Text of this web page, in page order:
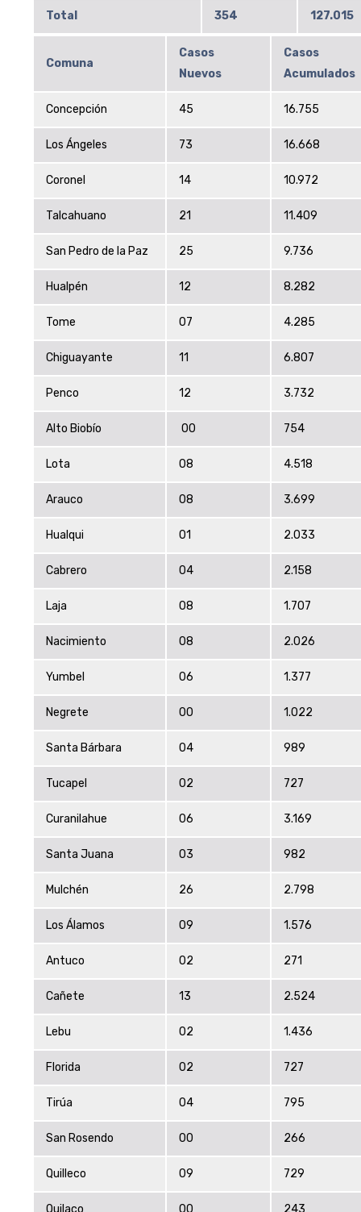
Total 354 127.015
Comuna
Casos
Nuevos
Casos
Acumulados
Concepción 45 16.755
Los Ángeles 73 16.668
Coronel 14 10.972
Talcahuano 21 11.409
San Pedro de la Paz 25 9.736
Hualpén 12 8.282
Tome 07 4.285
Chiguayante 11 6.807
Penco 12 3.732
Alto Biobío 00 754
Lota 08 4.518
Arauco 08 3.699
Hualqui 01 2.033
Cabrero 04 2.158
Laja 08 1.707
Nacimiento 08 2.026
Yumbel 06 1.377
Negrete 00 1.022
Santa Bárbara 04 989
Tucapel 02 727
Curanilahue 06 3.169
Santa Juana 03 982
Mulchén 26 2.798
Los Álamos 09 1.576
Antuco 02 271
Cañete 13 2.524
Lebu 02 1.436
Florida 02 727
Tirúa 04 795
San Rosendo 00 266
Quilleco 09 729
Quilaco 00 243